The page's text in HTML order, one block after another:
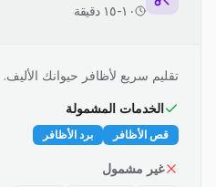
١٠-١٥ دقيقة
تقليم سريع لأظافر حيوانك الأليف.
الخدمات المشمولة
قص الأظافر برد الأظافر
غير مشمول